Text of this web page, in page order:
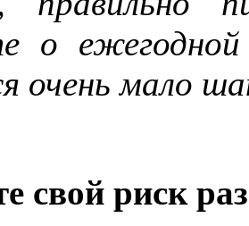
о
очень мало
свой риск